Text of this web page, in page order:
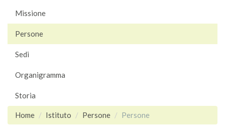
Missione
Persone
Sedi
Organigramma
Storia
Home Istituto Persone Persone